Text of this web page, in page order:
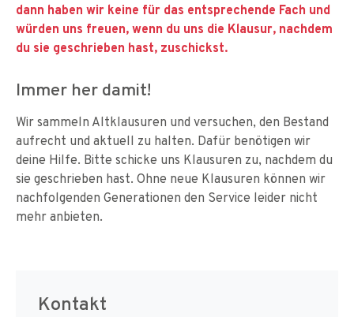
dann haben wir keine für das entsprechende Fach und
würden uns freuen, wenn du uns die Klausur, nachdem
du sie geschrieben hast, zuschickst.
Immer her damit!
Wir sammeln Altklausuren und versuchen, den Bestand
aufrecht und aktuell zu halten. Dafür benötigen wir
deine Hilfe. Bitte schicke uns Klausuren zu, nachdem du
sie geschrieben hast. Ohne neue Klausuren können wir
nachfolgenden Generationen den Service leider nicht
mehr anbieten.
Kontakt